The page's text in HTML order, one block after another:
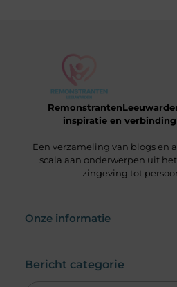
inspiratie en
Een verzameling van blogs en
scala aan onderwerpen uit
zingeving tot
Onze informatie
Bericht categorie